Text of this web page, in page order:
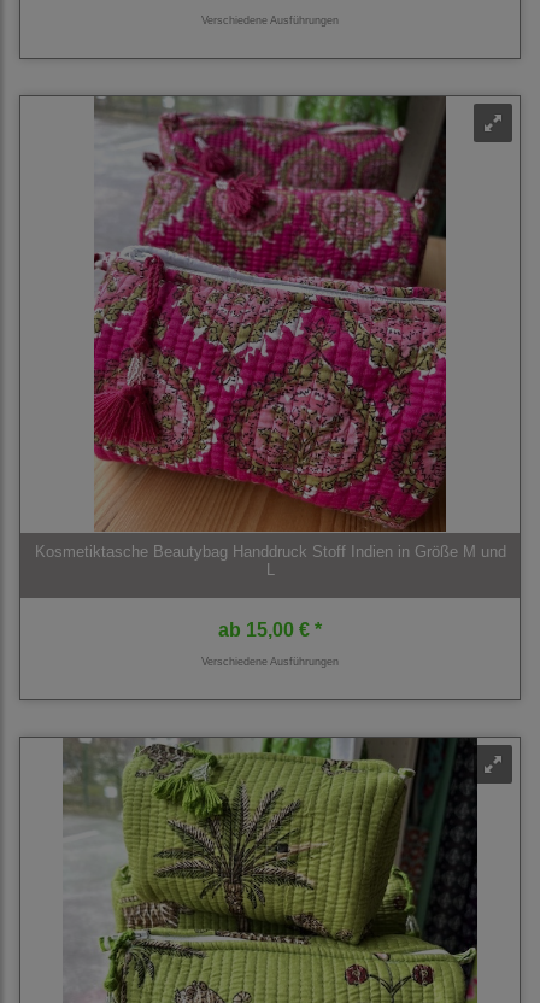
Verschiedene Ausführungen
Kosmetiktasche Beautybag Handdruck Stoff Indien in Größe M und
ab 15,00 € *
Verschiedene Ausführungen